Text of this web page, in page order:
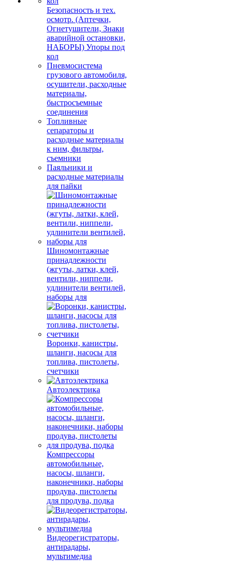
Безопасность и тех.
осмотр. (Аптечки,
Огнетушители, Знаки
аварийной остановки,
НАБОРЫ) Упоры под
кол
Пневмосистема
грузового автомобиля,
осушители, расходные
материалы,
быстросъемные
соединения
Топливные
сепараторы и
расходные материалы
к ним, фильтры,
съемники
Паяльники и
расходные материалы
для пайки
Шиномонтажные
принадлежности
(жгуты, латки, клей,
вентили, ниппели,
удлинители вентилей,
наборы для
Воронки, канистры,
шланги, насосы для
топлива, пистолеты,
счетчики
Автоэлектрика
Компрессоры
автомобильные,
насосы, шланги,
наконечники, наборы
продува, пистолеты
для продува, подка
Видеорегистраторы,
антирадары,
мультимедиа